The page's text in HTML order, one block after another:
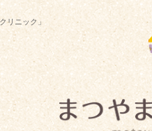
リニック」